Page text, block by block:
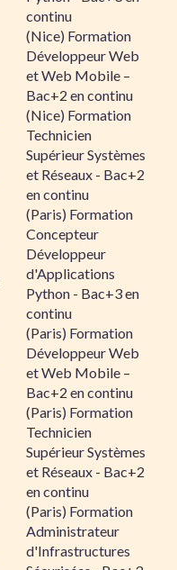
continu
(Nice) Formation
Développeur Web
et Web Mobile –
Bac+2 en continu
(Nice) Formation
Technicien
Supérieur Systèmes
et Réseaux - Bac+2
en continu
(Paris) Formation
Concepteur
Développeur
d'Applications
Python - Bac+3 en
continu
(Paris) Formation
Développeur Web
et Web Mobile –
Bac+2 en continu
(Paris) Formation
Technicien
Supérieur Systèmes
et Réseaux - Bac+2
en continu
(Paris) Formation
Administrateur
d'Infrastructures